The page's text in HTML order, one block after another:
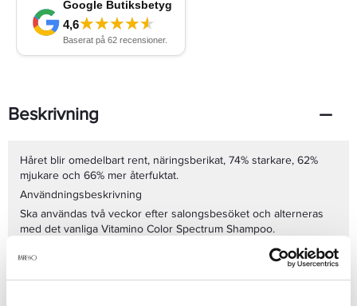
Beskrivning
Håret blir omedelbart rent, näringsberikat, 74% starkare, 62%
mjukare och 66% mer återfuktat.
Användningsbeskrivning
Ska användas två veckor efter salongsbesöket och alterneras
med det vanliga Vitamino Color Spectrum Shampoo.
Verkningstiden beror på tonen och den önskade graden av
neutralisering (från 5 till 15 minuter).